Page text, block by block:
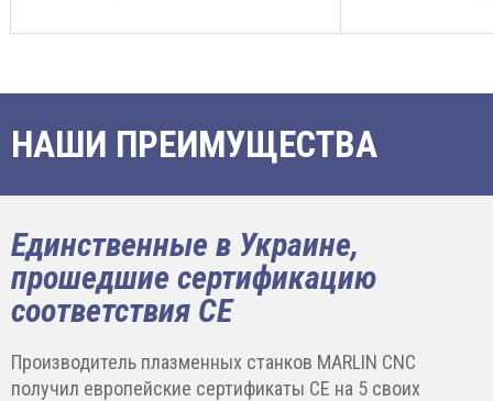
НАШИ ПРЕИМУЩЕСТВА
Единственные в Украине,
прошедшие сертификацию
соответствия CE
Производитель плазменных станков MARLIN CNC
получил европейские сертификаты CE на 5 своих